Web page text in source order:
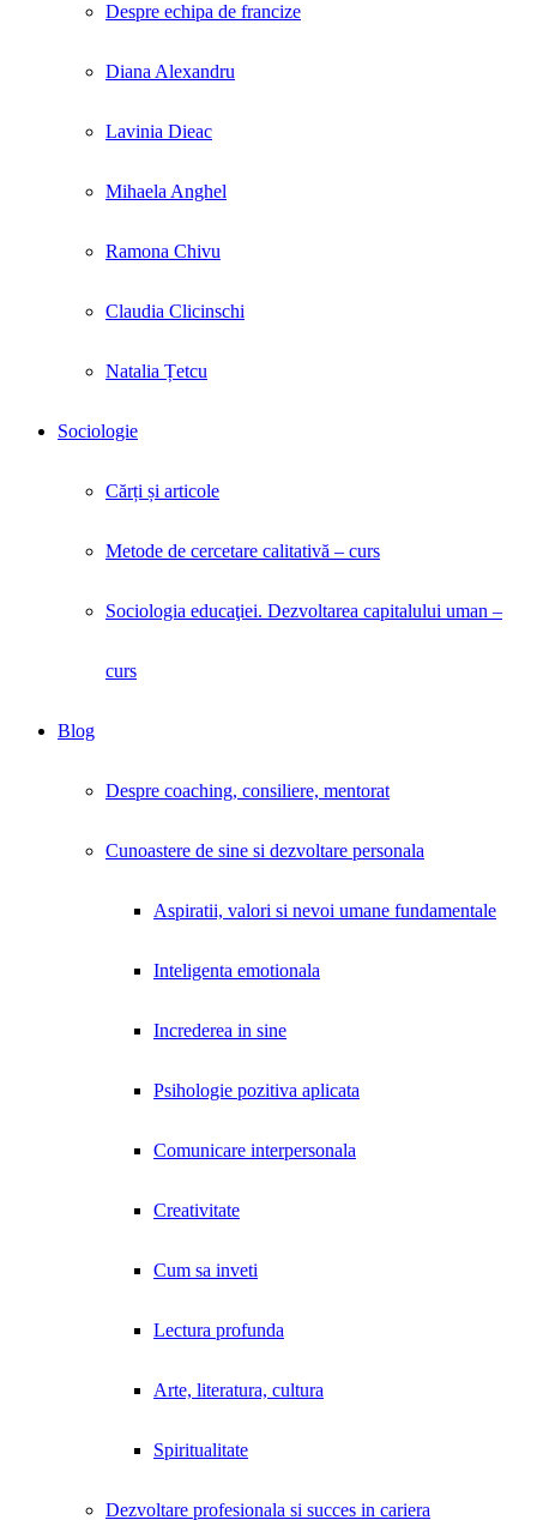
Despre echipa de francize
Diana Alexandru
Lavinia Dieac
Mihaela Anghel
Ramona Chivu
Claudia Clicinschi
Natalia Țetcu
Sociologie
Cărți și articole
Metode de cercetare calitativă – curs
Sociologia educaţiei. Dezvoltarea capitalului uman –
curs
Blog
Despre coaching, consiliere, mentorat
Cunoastere de sine si dezvoltare personala
Aspiratii, valori si nevoi umane fundamentale
Inteligenta emotionala
Increderea in sine
Psihologie pozitiva aplicata
Comunicare interpersonala
Creativitate
Cum sa inveti
Lectura profunda
Arte, literatura, cultura
Spiritualitate
Dezvoltare profesionala si succes in cariera